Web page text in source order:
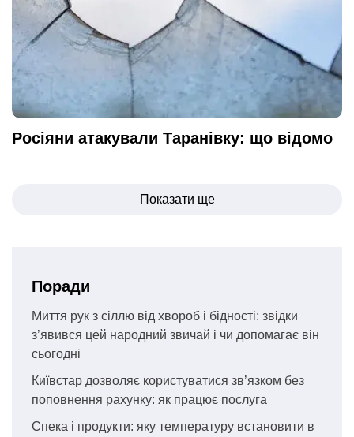
Росіяни атакували Таранівку: що відомо
Показати ще
Поради
Миття рук з сіллю від хвороб і бідності: звідки
з’явився цей народний звичай і чи допомагає він
сьогодні
Київстар дозволяє користуватися зв’язком без
поповнення рахунку: як працює послуга
Спека і продукти: яку температуру встановити в